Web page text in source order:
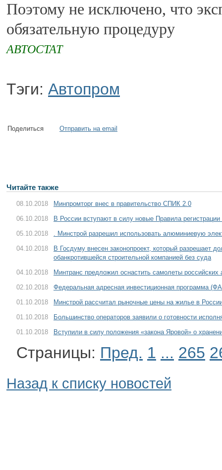
Поэтому не исключено, что
обязательную процедуру
АВТОСТАТ
Тэги: Автопром
Поделиться Отправить на email
Читайте также
08.10.2018
Минпромторг внес в правительство СПИК 2.0
06.10.2018
В России вступают в силу новые Правила
05.10.2018
. Минстрой разрешил использовать алюминиевую
04.10.2018
В Госдуму внесен законопроект, который разрешает
обанкротившейся строительной компанией без суда
04.10.2018
Минтранс предложил оснастить самолеты
02.10.2018
Федеральная адресная инвестиционная программа
01.10.2018
Минстрой рассчитал рыночные цены на жилье в
01.10.2018
Большинство операторов заявили о готовности
01.10.2018
Вступили в силу положения «закона Яровой» о
Страницы: Пред. 1 ... 265
Назад к списку новостей